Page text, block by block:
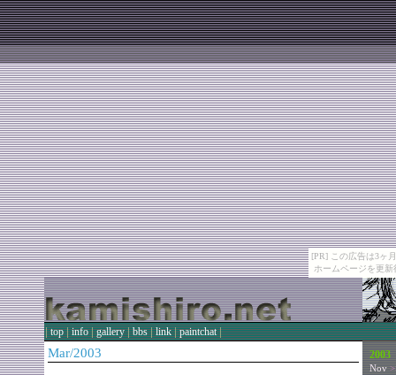
[PR] この広告は3ヶ
ホームページを更
|top|info|gallery|bbs|link|paintchat|
Mar/2003 2003
Nov